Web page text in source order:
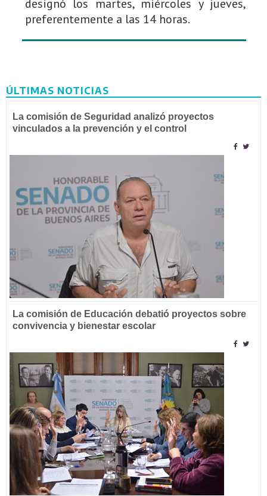
designó los martes, miércoles y jueves,
preferentemente a las 14 horas.
ÚLTIMAS NOTICIAS
La comisión de Seguridad analizó proyectos
vinculados a la prevención y el control
La comisión de Educación debatió proyectos sobre
convivencia y bienestar escolar